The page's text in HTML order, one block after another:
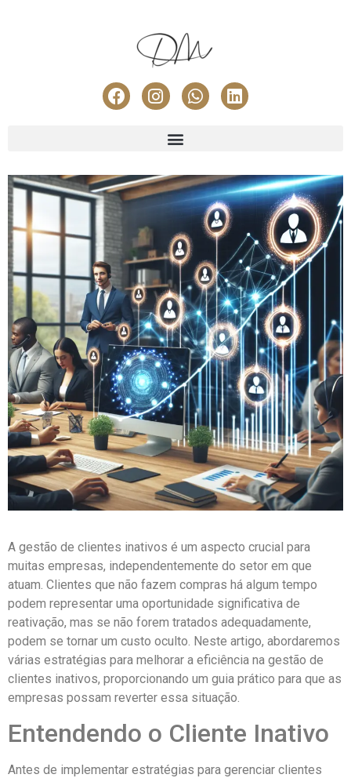
A gestão de clientes inativos é um aspecto crucial para
muitas empresas, independentemente do setor em que
atuam. Clientes que não fazem compras há algum tempo
podem representar uma oportunidade significativa de
reativação, mas se não forem tratados adequadamente,
podem se tornar um custo oculto. Neste artigo, abordaremos
várias estratégias para melhorar a eficiência na gestão de
clientes inativos, proporcionando um guia prático para que as
empresas possam reverter essa situação.
Entendendo o Cliente Inativo
Antes de implementar estratégias para gerenciar clientes